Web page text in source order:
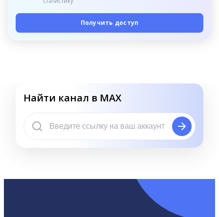
Получить доступ
Найти канал в MAX